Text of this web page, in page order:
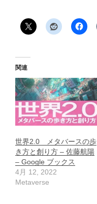
関連
世界2.0 メタバースの歩
き方と創り方 – 佐藤航陽
– Google ブックス
4月 12, 2022
Metaverse